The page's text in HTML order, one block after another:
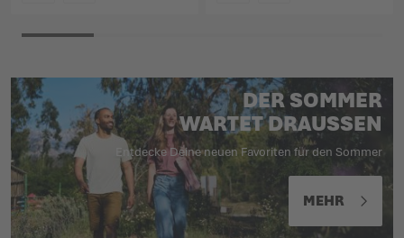
DER SOMMER
WARTET DRAUSSEN
Entdecke Deine neuen Favoriten für den Sommer
MEHR